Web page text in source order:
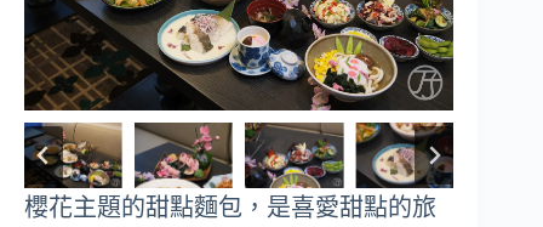
櫻花主題的甜點麵包，是喜愛甜點的旅